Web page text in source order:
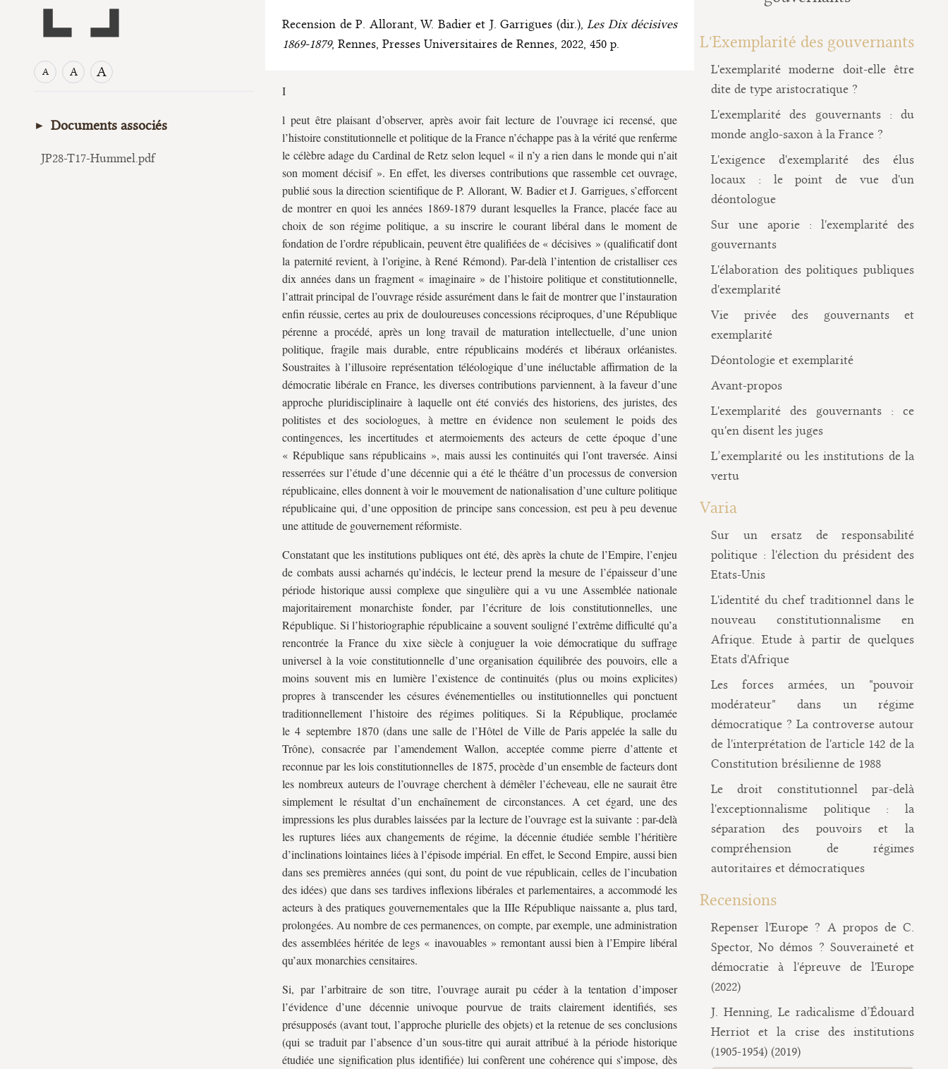
A A A
Documents associés
JP28-T17-Hummel.pdf
Recension de P. Allorant, W. Badier et J. Garrigues (dir.), Les Dix décisives
1869-1879, Rennes, Presses Universitaires de Rennes, 2022, 450 p.
I
l peut être plaisant d’observer, après avoir fait lecture de l’ouvrage ici recensé, que
l’histoire constitutionnelle et politique de la France n’échappe pas à la vérité que renferme
le célèbre adage du Cardinal de Retz selon lequel « il n’y a rien dans le monde qui n’ait
son moment décisif ». En effet, les diverses contributions que rassemble cet ouvrage,
publié sous la direction scientifique de P. Allorant, W. Badier et J. Garrigues, s’efforcent
de montrer en quoi les années 1869-1879 durant lesquelles la France, placée face au
choix de son régime politique, a su inscrire le courant libéral dans le moment de
fondation de l’ordre républicain, peuvent être qualifiées de « décisives » (qualificatif dont
la paternité revient, à l’origine, à René Rémond). Par-delà l’intention de cristalliser ces
dix années dans un fragment « imaginaire » de l’histoire politique et constitutionnelle,
l’attrait principal de l’ouvrage réside assurément dans le fait de montrer que l’instauration
enfin réussie, certes au prix de douloureuses concessions réciproques, d’une République
pérenne a procédé, après un long travail de maturation intellectuelle, d’une union
politique, fragile mais durable, entre républicains modérés et libéraux orléanistes.
Soustraites à l’illusoire représentation téléologique d’une inéluctable affirmation de la
démocratie libérale en France, les diverses contributions parviennent, à la faveur d’une
approche pluridisciplinaire à laquelle ont été conviés des historiens, des juristes, des
politistes et des sociologues, à mettre en évidence non seulement le poids des
contingences, les incertitudes et atermoiements des acteurs de cette époque d’une
« République sans républicains », mais aussi les continuités qui l’ont traversée. Ainsi
resserrées sur l’étude d’une décennie qui a été le théâtre d’un processus de conversion
républicaine, elles donnent à voir le mouvement de nationalisation d’une culture politique
républicaine qui, d’une opposition de principe sans concession, est peu à peu devenue
une attitude de gouvernement réformiste.
Constatant que les institutions publiques ont été, dès après la chute de l’Empire, l’enjeu
de combats aussi acharnés qu’indécis, le lecteur prend la mesure de l’épaisseur d’une
période historique aussi complexe que singulière qui a vu une Assemblée nationale
majoritairement monarchiste fonder, par l’écriture de lois constitutionnelles, une
République. Si l’historiographie républicaine a souvent souligné l’extrême difficulté qu’a
rencontrée la France du xixe siècle à conjuguer la voie démocratique du suffrage
universel à la voie constitutionnelle d’une organisation équilibrée des pouvoirs, elle a
moins souvent mis en lumière l’existence de continuités (plus ou moins explicites)
propres à transcender les césures événementielles ou institutionnelles qui ponctuent
traditionnellement l’histoire des régimes politiques. Si la République, proclamée
le 4 septembre 1870 (dans une salle de l’Hôtel de Ville de Paris appelée la salle du
Trône), consacrée par l’amendement Wallon, acceptée comme pierre d’attente et
reconnue par les lois constitutionnelles de 1875, procède d’un ensemble de facteurs dont
les nombreux auteurs de l’ouvrage cherchent à démêler l’écheveau, elle ne saurait être
simplement le résultat d’un enchaînement de circonstances. A cet égard, une des
impressions les plus durables laissées par la lecture de l’ouvrage est la suivante : par-delà
les ruptures liées aux changements de régime, la décennie étudiée semble l’héritière
d’inclinations lointaines liées à l’épisode impérial. En effet, le Second Empire, aussi bien
dans ses premières années (qui sont, du point de vue républicain, celles de l’incubation
des idées) que dans ses tardives inflexions libérales et parlementaires, a accommodé les
acteurs à des pratiques gouvernementales que la IIIe République naissante a, plus tard,
prolongées. Au nombre de ces permanences, on compte, par exemple, une administration
des assemblées héritée de legs « inavouables » remontant aussi bien à l’Empire libéral
qu’aux monarchies censitaires.
Si, par l’arbitraire de son titre, l’ouvrage aurait pu céder à la tentation d’imposer
l’évidence d’une décennie univoque pourvue de traits clairement identifiés, ses
présupposés (avant tout, l’approche plurielle des objets) et la retenue de ses conclusions
(qui se traduit par l’absence d’un sous-titre qui aurait attribué à la période historique
étudiée une signification plus identifiée) lui confèrent une cohérence qui s’impose, dès
L'Exemplarité des gouvernants
L'exemplarité moderne doit-elle être
dite de type aristocratique ?
L'exemplarité des gouvernants : du
monde anglo-saxon à la France ?
L'exigence d'exemplarité des élus
locaux : le point de vue d'un
déontologue
Sur une aporie : l'exemplarité des
gouvernants
L'élaboration des politiques publiques
d'exemplarité
Vie privée des gouvernants et
exemplarité
Déontologie et exemplarité
Avant-propos
L'exemplarité des gouvernants : ce
qu'en disent les juges
L’exemplarité ou les institutions de la
vertu
Varia
Sur un ersatz de responsabilité
politique : l'élection du président des
Etats-Unis
L'identité du chef traditionnel dans le
nouveau constitutionnalisme en
Afrique. Etude à partir de quelques
Etats d'Afrique
Les forces armées, un "pouvoir
modérateur" dans un régime
démocratique ? La controverse autour
de l'interprétation de l'article 142 de la
Constitution brésilienne de 1988
Le droit constitutionnel par-delà
l'exceptionnalisme politique : la
séparation des pouvoirs et la
compréhension de régimes
autoritaires et démocratiques
Recensions
Repenser l'Europe ? A propos de C.
Spector, No démos ? Souveraineté et
démocratie à l'épreuve de l'Europe
(2022)
J. Henning, Le radicalisme d’Édouard
Herriot et la crise des institutions
(1905-1954) (2019)